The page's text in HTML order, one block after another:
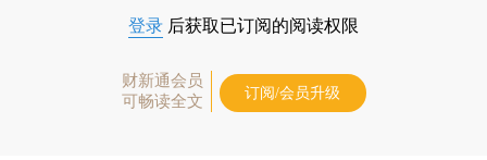
登录 后获取已订阅的阅读权限
财新通会员
可畅读全文
订阅/会员升级